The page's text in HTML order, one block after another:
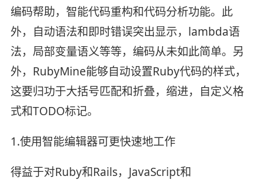
编码帮助，智能代码重构和代码分析功能。此
外，自动语法和即时错误突出显示，lambda语
法，局部变量语义等等，编码从未如此简单。另
外，RubyMine能够自动设置Ruby代码的样式，
这要归功于大括号匹配和折叠，缩进，自定义格
式和TODO标记。
1.使用智能编辑器可更快速地工作
得益于对Ruby和Rails，JavaScript和